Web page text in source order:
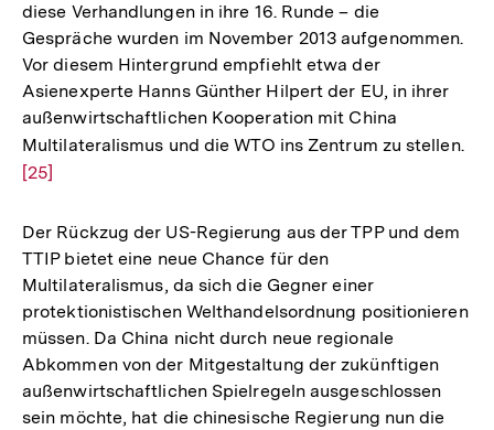
diese Verhandlungen in ihre 16. Runde – die
Gespräche wurden im November 2013 aufgenommen.
Vor diesem Hintergrund empfiehlt etwa der
Asienexperte Hanns Günther Hilpert der EU, in ihrer
außenwirtschaftlichen Kooperation mit China
Multilateralismus und die WTO ins Zentrum zu stellen.Zur
[25]
Der Rückzug der US-Regierung aus der TPP und dem
TTIP bietet eine neue Chance für den
Multilateralismus, da sich die Gegner einer
protektionistischen Welthandelsordnung positionieren
müssen. Da China nicht durch neue regionale
Abkommen von der Mitgestaltung der zukünftigen
außenwirtschaftlichen Spielregeln ausgeschlossen
sein möchte, hat die chinesische Regierung nun die